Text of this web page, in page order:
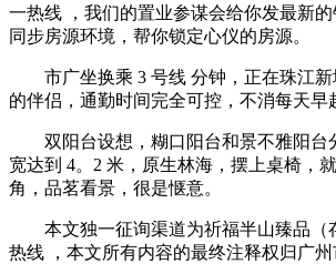
一热线 ，我们的置业参谋会给你发最新
同步房源环境，帮你锁定心仪的房源。
市广坐换乘 3 号线 分钟，正在珠江新
的伴侣，通勤时间完全可控，不消每天早
双阳台设想，糊口阳台和景不雅阳台
宽达到 4。2 米，原生林海，摆上桌椅，
角，品茗看景，很是惬意。
本文独一征询渠道为祈福半山臻品（
热线 ，本文所有内容的最终注释权归广